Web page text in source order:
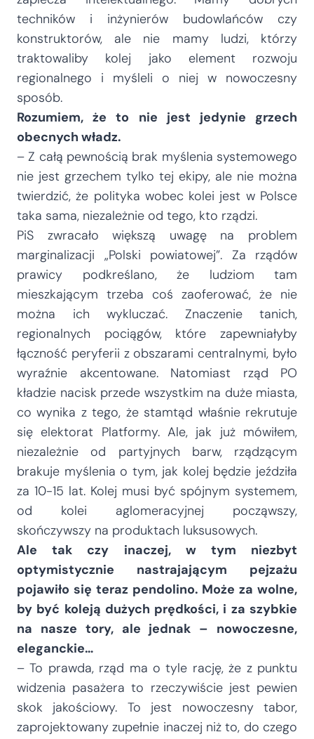
techników i inżynierów budowlańców czy
konstruktorów, ale nie mamy ludzi, którzy
traktowaliby kolej jako element rozwoju
regionalnego i myśleli o niej w nowoczesny
sposób.
Rozumiem, że to nie jest jedynie grzech
obecnych władz.
– Z całą pewnością brak myślenia systemowego
nie jest grzechem tylko tej ekipy, ale nie można
twierdzić, że polityka wobec kolei jest w Polsce
taka sama, niezależnie od tego, kto rządzi.
PiS zwracało większą uwagę na problem
marginalizacji „Polski powiatowej”. Za rządów
prawicy podkreślano, że ludziom tam
mieszkającym trzeba coś zaoferować, że nie
można ich wykluczać. Znaczenie tanich,
regionalnych pociągów, które zapewniałyby
łączność peryferii z obszarami centralnymi, było
wyraźnie akcentowane. Natomiast rząd PO
kładzie nacisk przede wszystkim na duże miasta,
co wynika z tego, że stamtąd właśnie rekrutuje
się elektorat Platformy. Ale, jak już mówiłem,
niezależnie od partyjnych barw, rządzącym
brakuje myślenia o tym, jak kolej będzie jeździła
za 10-15 lat. Kolej musi być spójnym systemem,
od kolei aglomeracyjnej począwszy,
skończywszy na produktach luksusowych.
Ale tak czy inaczej, w tym niezbyt
optymistycznie nastrajającym pejzażu
pojawiło się teraz pendolino. Może za wolne,
by być koleją dużych prędkości, i za szybkie
na nasze tory, ale jednak – nowoczesne,
eleganckie…
– To prawda, rząd ma o tyle rację, że z punktu
widzenia pasażera to rzeczywiście jest pewien
skok jakościowy. To jest nowoczesny tabor,
zaprojektowany zupełnie inaczej niż to, do czego